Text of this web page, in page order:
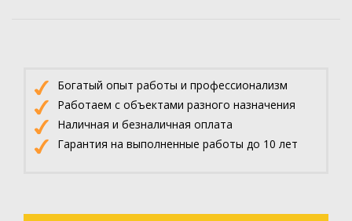
Богатый опыт работы и профессионализм
Работаем с объектами разного назначения
Наличная и безналичная оплата
Гарантия на выполненные работы до 10 лет